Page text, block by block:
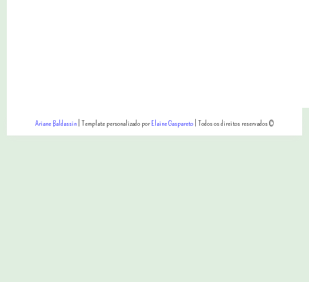
Ariane Baldassin| Template personalizado porElaine Gaspareto| Todos os direitos reservados ©